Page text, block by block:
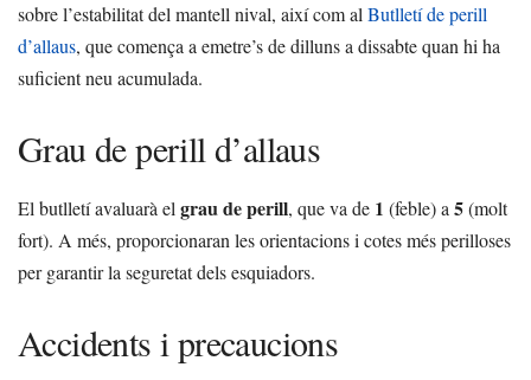
sobre l’estabilitat del mantell nival, així com al Butlletí de perill
d’allaus, que comença a emetre’s de dilluns a dissabte quan hi ha
suficient neu acumulada.
Grau de perill d’allaus
El butlletí avaluarà el grau de perill, que va de 1 (feble) a 5(molt
fort). A més, proporcionaran les orientacions i cotes més perilloses
per garantir la seguretat dels esquiadors.
Accidents i precaucions